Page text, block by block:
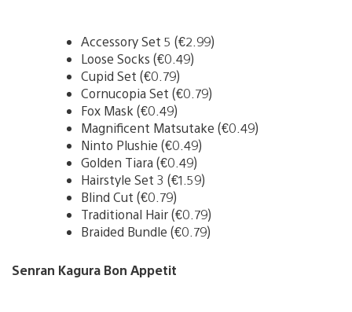
Accessory Set 5 (€2.99)
Loose Socks (€0.49)
Cupid Set (€0.79)
Cornucopia Set (€0.79)
Fox Mask (€0.49)
Magnificent Matsutake (€0.49)
Ninto Plushie (€0.49)
Golden Tiara (€0.49)
Hairstyle Set 3 (€1.59)
Blind Cut (€0.79)
Traditional Hair (€0.79)
Braided Bundle (€0.79)
Senran Kagura Bon Appetit